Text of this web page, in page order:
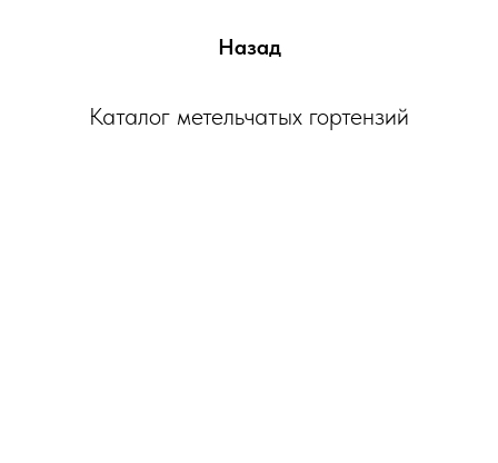
Назад
Каталог метельчатых гортензий